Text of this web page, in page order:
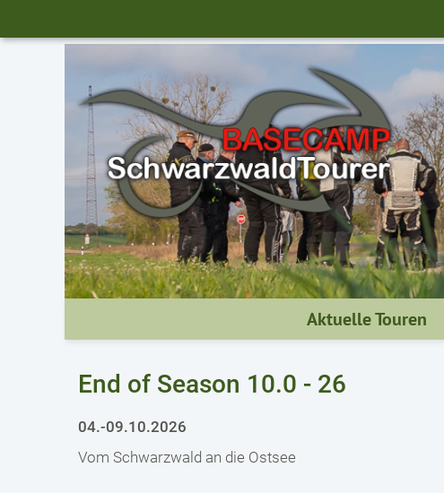
Aktuelle Touren
End of Season 10.0 - 26
04.-09.10.2026
Vom Schwarzwald an die Ostsee